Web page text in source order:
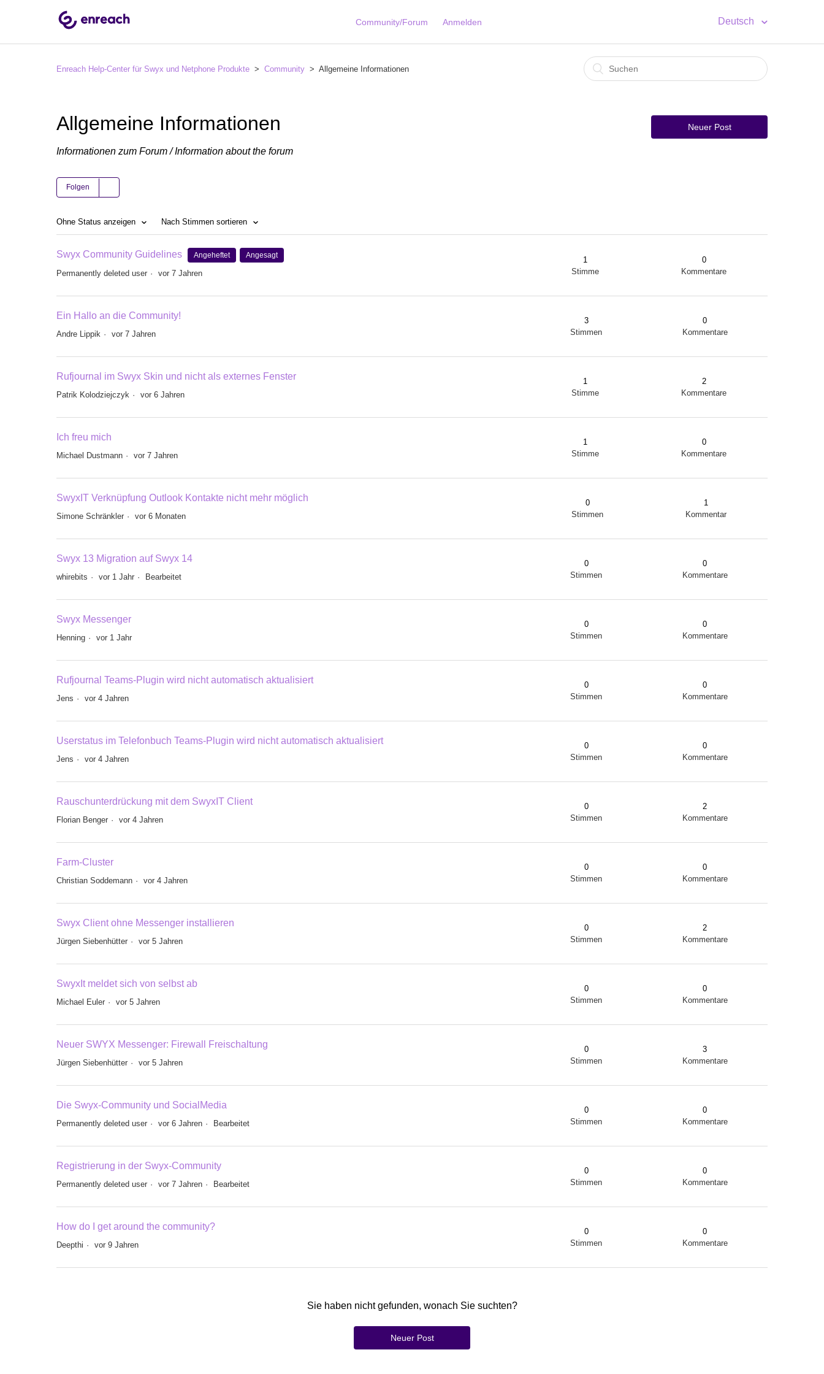
Community/Forum Anmelden Deutsch
Enreach Help-Center für Swyx und Netphone Produkte Community Allgemeine Informationen
Allgemeine Informationen Neuer Post
Informationen zum Forum / Information about the forum
Folgen
Ohne Status anzeigen Nach Stimmen sortieren
Swyx Community Guidelines Angeheftet Angesagt
Permanently deleted user vor 7 Jahren
1
Stimme
0
Kommentare
Ein Hallo an die Community!
Andre Lippik vor 7 Jahren
3
Stimmen
0
Kommentare
Rufjournal im Swyx Skin und nicht als externes Fenster
Patrik Kolodziejczyk vor 6 Jahren
1
Stimme
2
Kommentare
Ich freu mich
Michael Dustmann vor 7 Jahren
1
Stimme
0
Kommentare
SwyxIT Verknüpfung Outlook Kontakte nicht mehr möglich
Simone Schränkler vor 6 Monaten
0
Stimmen
1
Kommentar
Swyx 13 Migration auf Swyx 14
whirebits vor 1 Jahr Bearbeitet
0
Stimmen
0
Kommentare
Swyx Messenger
Henning vor 1 Jahr
0
Stimmen
0
Kommentare
Rufjournal Teams-Plugin wird nicht automatisch aktualisiert
Jens vor 4 Jahren
0
Stimmen
0
Kommentare
Userstatus im Telefonbuch Teams-Plugin wird nicht automatisch aktualisiert
Jens vor 4 Jahren
0
Stimmen
0
Kommentare
Rauschunterdrückung mit dem SwyxIT Client
Florian Benger vor 4 Jahren
0
Stimmen
2
Kommentare
Farm-Cluster
Christian Soddemann vor 4 Jahren
0
Stimmen
0
Kommentare
Swyx Client ohne Messenger installieren
Jürgen Siebenhütter vor 5 Jahren
0
Stimmen
2
Kommentare
SwyxIt meldet sich von selbst ab
Michael Euler vor 5 Jahren
0
Stimmen
0
Kommentare
Neuer SWYX Messenger: Firewall Freischaltung
Jürgen Siebenhütter vor 5 Jahren
0
Stimmen
3
Kommentare
Die Swyx-Community und SocialMedia
Permanently deleted user vor 6 Jahren Bearbeitet
0
Stimmen
0
Kommentare
Registrierung in der Swyx-Community
Permanently deleted user vor 7 Jahren Bearbeitet
0
Stimmen
0
Kommentare
How do I get around the community?
Deepthi vor 9 Jahren
0
Stimmen
0
Kommentare
Sie haben nicht gefunden, wonach Sie suchten?
Neuer Post